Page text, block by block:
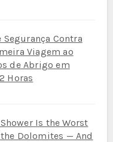
Segurança Contra
Viagem ao
de Abrigo em
Horas
Is the Worst
Dolomites — And